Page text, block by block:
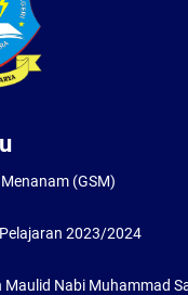
(GSM)
2023/2024
Maulid Nabi Muhammad